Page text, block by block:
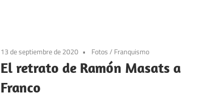
13 de septiembre de 2020 Fotos/ Franquismo
El retrato de Ramón Masats a
Franco